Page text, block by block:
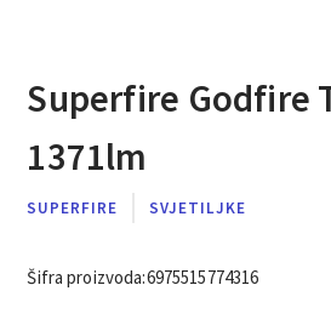
Superfire Godfire
1371lm
SUPERFIRE SVJETILJKE
Šifra proizvoda:6975515774316